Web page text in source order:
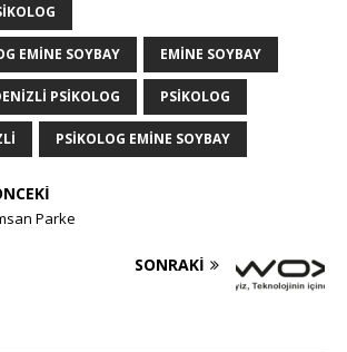
EMINE SOYBAY EMINE SOYBAY
PSIKOLOG PSIKOLOG
PSIKOLOG EMINE SOYBAY
Parke
SONRAKI